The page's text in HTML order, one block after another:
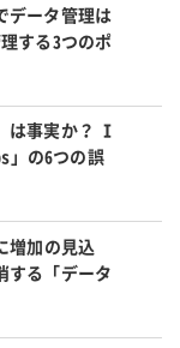
データ管理は
する3つのポ
は事実か？ I
」の6つの誤
増加の見込
る「データ